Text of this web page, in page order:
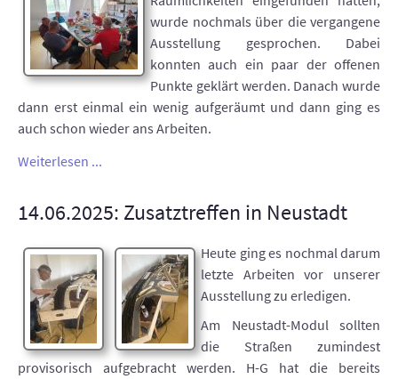
wurde nochmals über die vergangene
Ausstellung gesprochen. Dabei
konnten auch ein paar der offenen
Punkte geklärt werden. Danach wurde
dann erst einmal ein wenig aufgeräumt und dann ging es
auch schon wieder ans Arbeiten.
Weiterlesen ...
14.06.2025: Zusatztreffen in Neustadt
Heute ging es nochmal darum
letzte Arbeiten vor unserer
Ausstellung zu erledigen.
Am Neustadt-Modul sollten
die Straßen zumindest
provisorisch aufgebracht werden. H-G hat die bereits